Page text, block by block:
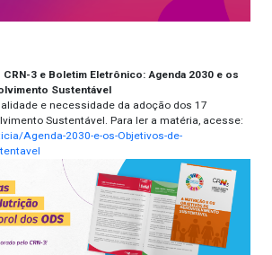
3 e Boletim Eletrônico: Agenda 2030 e os
Sustentável
e necessidade da adoção dos 17
Sustentável. Para ler a matéria, acesse:
Agenda-2030-e-os-Objetivos-de-